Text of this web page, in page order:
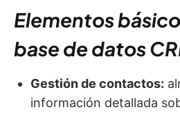
Elementos
base de datos
Gestión de contactos:
información detallada